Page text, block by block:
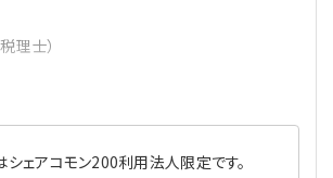
度のリアル
理士）
シェアコモン200利用法人限定です。